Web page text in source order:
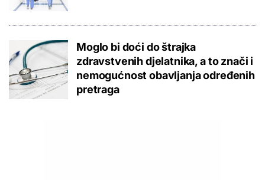
Moglo bi doći do štrajka
zdravstvenih djelatnika, a to znači i
nemogućnost obavljanja određenih
pretraga